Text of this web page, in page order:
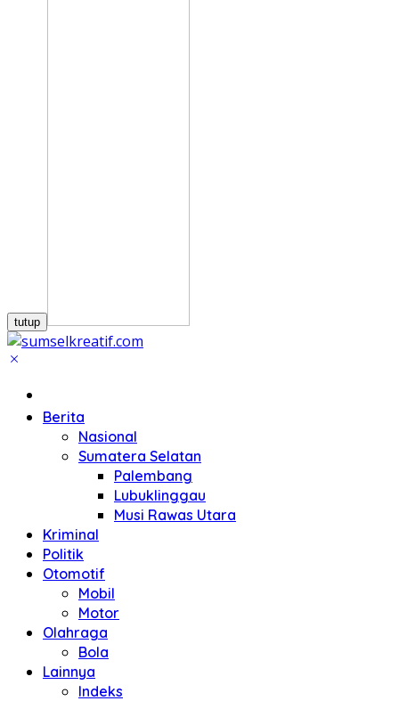
tutup
Berita
Nasional
Sumatera Selatan
Palembang
Lubuklinggau
Musi Rawas Utara
Kriminal
Politik
Otomotif
Mobil
Motor
Olahraga
Bola
Lainnya
Indeks